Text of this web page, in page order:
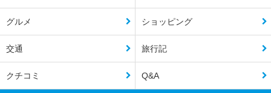
グルメ ショッピング
交通 旅行記
クチコミ Q&A